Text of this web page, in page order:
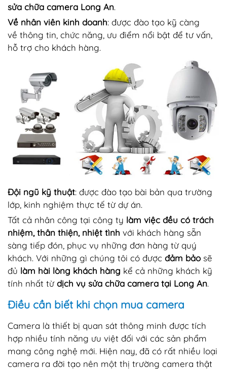
sửa chữa camera Long An.
Về nhân viên kinh doanh: được đào tạo kỹ càng
về thông tin, chức năng, ưu điểm nổi bật để tư vấn,
hỗ trợ cho khách hàng.
Đội ngũ kỹ thuật: được đào tạo bài bản qua trường
lớp, kinh nghiệm thực tế từ dự án.
Tất cả nhân công tại công ty làm việc đều có trách
nhiệm, thân thiện, nhiệt tình với khách hàng sẵn
sàng tiếp đón, phục vụ những đơn hàng từ quý
khách. Với những gì chúng tôi có được đảm bảo sẽ
đủ làm hài lòng khách hàng kể cả những khách kỹ
tính nhất từdịch vụ sửa chữa camera tại Long An.
Điều cần biết khi chọn mua camera
Camera là thiết bị quan sát thông minh được tích
hợp nhiều tính năng ưu việt đối với các sản phẩm
mang công nghệ mới. Hiện nay, đã có rất nhiều loại
camera ra đời tạo nên một thị trường camera thật